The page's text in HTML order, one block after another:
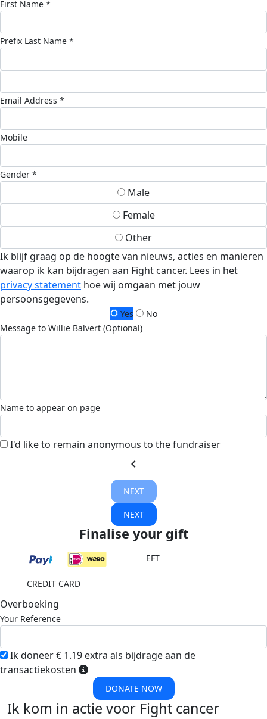
First Name *
Prefix Last Name *
Email Address *
Mobile
Gender *
Male
Female
Other
Ik blijf graag op de hoogte van nieuws, acties en manieren
waarop ik kan bijdragen aan Fight cancer. Lees in het
privacy statement hoe wij omgaan met jouw
persoonsgegevens.
Yes
No
Message to Willie Balvert (Optional)
Name to appear on page
I'd like to remain anonymous to the fundraiser
chevron_left
NEXT
NEXT
Finalise your gift
EFT
CREDIT CARD
Overboeking
Your Reference
Ik doneer € 1.19 extra als bijdrage aan de
transactiekosten
DONATE NOW
Ik kom in actie voor Fight cancer